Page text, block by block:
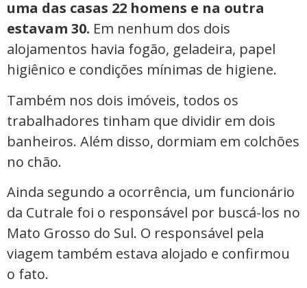
uma das casas 22 homens e na outra
estavam 30. Em nenhum dos dois
alojamentos havia fogão, geladeira, papel
higiênico e condições mínimas de higiene.
Também nos dois imóveis, todos os
trabalhadores tinham que dividir em dois
banheiros. Além disso, dormiam em colchões
no chão.
Ainda segundo a ocorrência, um funcionário
da Cutrale foi o responsável por buscá-los no
Mato Grosso do Sul. O responsável pela
viagem também estava alojado e confirmou
o fato.